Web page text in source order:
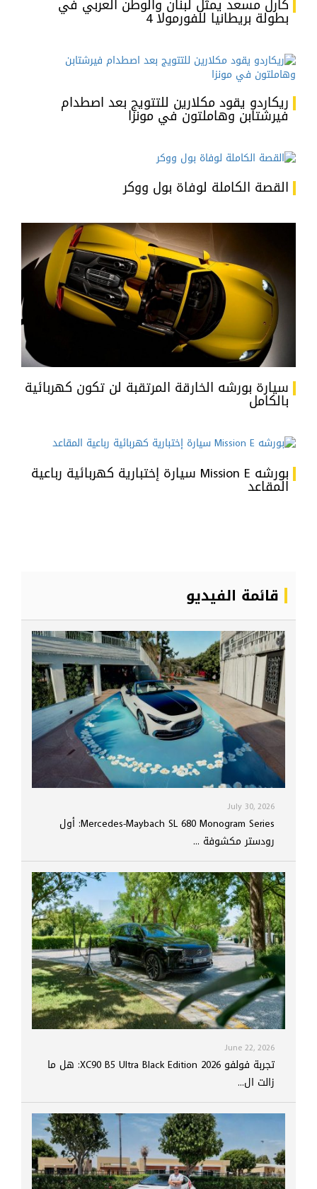
بطولة بريطانيا للفورمولا 4
ريكاردو يقود مكلارين للتتويج بعد اصطدام
فيرشتابن وهاملتون في مونزا
القصة الكاملة لوفاة بول ووكر
سيارة بورشه الخارقة المرتقبة لن تكون كهربائية
بالكامل
بورشه Mission E سيارة إختبارية كهربائية رباعية
المقاعد
قائمة الفيديو
July 30, 2026
Mercedes-Maybach SL 680 Monogram Series: أول
رودستر مكشوفة ...
June 22, 2026
تجربة فولفو XC90 B5 Ultra Black Edition 2026: هل ما
زالت ال...